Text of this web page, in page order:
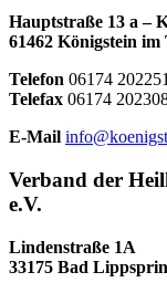
Hauptstraße 13 a –
61462 Königstein im
Telefon 06174 202251
Telefax 06174
E-Mail
Verband der
e.V.
Lindenstraße 1A
33175 Bad